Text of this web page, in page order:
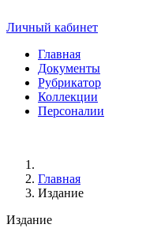
Личный кабинет
Главная
Документы
Рубрикатор
Коллекции
Персоналии
Главная
Издание
Издание